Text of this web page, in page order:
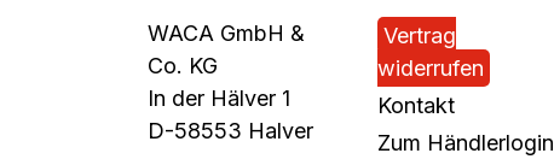
WACA GmbH &
Co. KG
In der Hälver 1
D-58553 Halver
Vertrag
widerrufen
Kontakt
Zum Händlerlogin